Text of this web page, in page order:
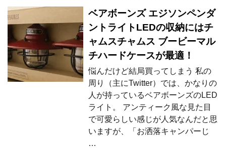
ベアボーンズ エジソンペンダ
ントライトLEDの収納にはチ
ャムスチャムス ブービーマル
チハードケースが最適！
悩んだけど結局買ってしまう 私の
周り（主にTwitter）では、かなりの
人が持っているベアボーンズのLED
ライト。 アンティーク風な見た目
で可愛らしい感じが人気なんだと思
いますが、「お洒落キャンパーじ
…